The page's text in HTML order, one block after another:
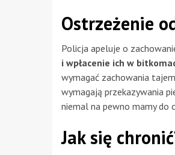
Ostrzeżenie
Policja apeluje o
i wpłacenie ich w
wymagać zachowania
wymagają przekazywania
niemal na pewno mamy do
Jak się